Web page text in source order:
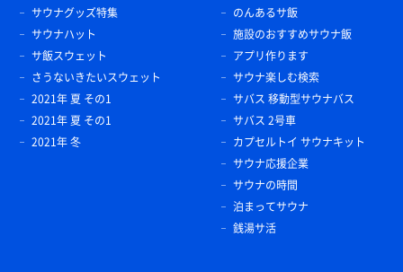
サウナグッズ特集
サウナハット
サ飯スウェット
さうないきたいスウェット
2021年 夏 その1
2021年 夏 その1
2021年 冬
のんあるサ飯
施設のおすすめサウナ飯
アプリ作ります
サウナ楽しむ検索
サバス 移動型サウナバス
サバス 2号車
カプセルトイ サウナキット
サウナ応援企業
サウナの時間
泊まってサウナ
銭湯サ活